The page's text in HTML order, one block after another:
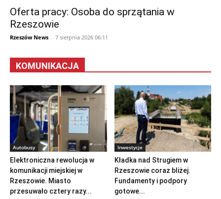
Oferta pracy: Osoba do sprzątania w
Rzeszowie
Rzeszów News - 7 sierpnia 2026 06:11
KOMUNIKACJA
Autobusy
Elektroniczna rewolucja w
komunikacji miejskiej w
Rzeszowie. Miasto
przesuwało cztery razy...
Inwestycje
Kładka nad Strugiem w
Rzeszowie coraz bliżej.
Fundamenty i podpory
gotowe...